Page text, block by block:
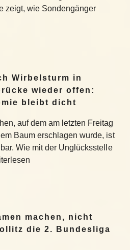
zeigt, wie Sondengänger
Wirbelsturm in
wieder offen:
bleibt dicht
auf dem am letzten Freitag
Baum erschlagen wurde, ist
Wie mit der Unglücksstelle
machen, nicht
die 2. Bundesliga